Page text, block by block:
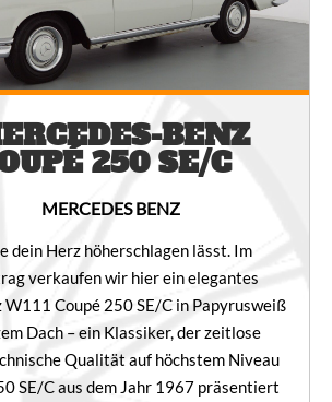
BENZ
250 SE/C
MERCEDES BENZ
dein Herz höherschlagen lässt. Im
verkaufen wir hier ein elegantes
W111 Coupé 250 SE/C in Papyrusweiß
Dach – ein Klassiker, der zeitlose
Qualität auf höchstem Niveau
SE/C aus dem Jahr 1967 präsentiert